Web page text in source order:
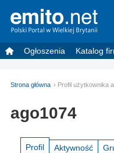
Ogłoszenia Katalog
Strona główna Profil użytkownika
ago1074
Profil Aktywność